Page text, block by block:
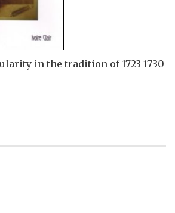
in the tradition of 1723 1730